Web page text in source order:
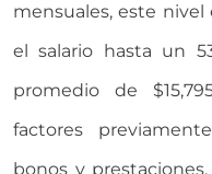
mensuales, este
el salario hasta un
promedio de
factores
bonos y